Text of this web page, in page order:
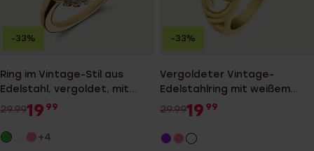
Ring im Vintage-Stil aus
Edelstahl, vergoldet, mit
grünem Zirkonia
29.9919 99
+4
-33%
Vergoldeter Vintage-
Edelstahlring mit weißem
Stein in Herzform
29.9919 99
-33%